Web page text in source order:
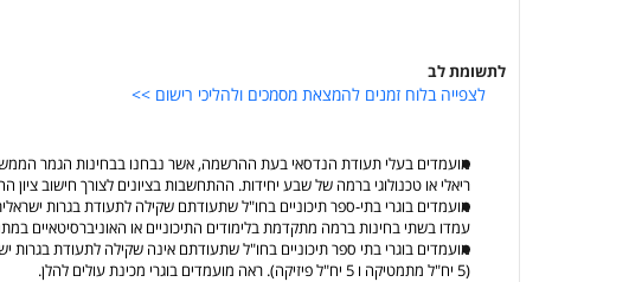
לתשומת לב
לצפייה בלוח זמנים להמצאת מסמכים ולהליכי רישום >>
מועמדים בעלי תעודת הנדסאי בעת ההרשמה, אשר נבחנו בבחינות הגמר
ריאלי או טכנולוגי ברמה של שבע יחידות. ההתחשבות בציונים לצורך חישוב
מועמדים בוגרי בתי-ספר תיכוניים בחו"ל שתעודתם שקילה לתעודת בגרות
עמדו בשתי בחינות ברמה מתקדמת בלימודים התיכוניים או האוניברסיטאיים
מועמדים בוגרי בתי ספר תיכוניים בחו"ל שתעודתם אינה שקילה לתעודת בגרות
(5 יח"ל מתמטיקה ו 5 יח"ל פיזיקה). ראה מועמדים בוגרי מכינת עולים להלן.